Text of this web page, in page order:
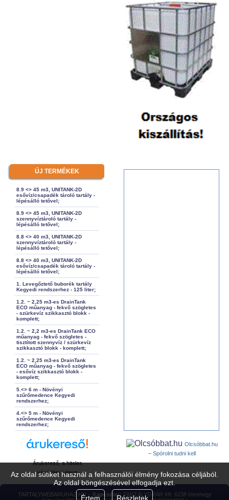
Az oldal sütiket használ a felhasználói élmény fokozása céljából.
Az oldal böngészésével elfogadja ezt.
Értem
Részletek
ÚJ TERMÉKEK
8.9 <> 45 m3, UNITANK-2D
esővíz/csapadék tároló tartály -
lépésálló tetővel;
8.9 <> 45 m3, UNITANK-2D
szennyvíztároló tartály -
lépésálló tetővel;
8.8 <> 40 m3, UNITANK-2D
szennyvíztároló tartály -
lépésálló tetővel;
8.8 <> 40 m3, UNITANK-2D
esővíz/csapadék tároló tartály -
lépésálló tetővel;
1. Levegőztető buborék tartály
Kegyedi rendszerhez - 125 liter;
1.2. ~ 2,25 m3-es DrainTank
ECO műanyag - fekvő szögletes
- szürkevíz szikkasztó blokk -
komplett;
1.2. ~ 2,2 m3-es DrainTank ECO
műanyag - fekvő szögletes -
tisztított szennyvíz / szürkevíz
szikkasztó blokk - komplett;
1.2. ~ 2,25 m3-es DrainTank
ECO műanyag - fekvő szögletes
- esővíz szikkasztó blokk -
komplett;
5.<> 6 m - Növényi
szűrőmedence Kegyedi
rendszerhez;
4.<> 5 m - Növényi
szűrőmedence Kegyedi
rendszerhez;
Árukereső, a hiteles
vásárlási kalauz
Olcsóbbat.hu
– Spórolni tudni kell
TARTALYWEBARUHAZ.HU – Kapcsolat: TARTÁLYGYÁR Kft. 6238 Imrehegy